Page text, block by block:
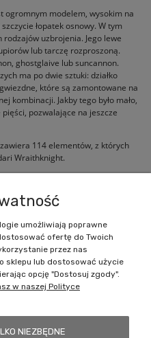
ogromnym modelem, wysokim na
łopatek osnowy. W tym
uzbrojenia. Jego lewe
lub tarczę rozproszoną.
ghostglaive lub suncannon.
ma po dwie sztuki: działko
które są zamontowane na
kombinacji. Jakby tego było mało,
pozwalające na jeszcze
114 elementów, z których
Wraithknight.
umożliwiają poprawne
ofertę do Twoich
przez nas
sklepu lub dostosować użycie
opcję "Dostosuj zgody".
w naszej Polityce
NIEZBĘDNE